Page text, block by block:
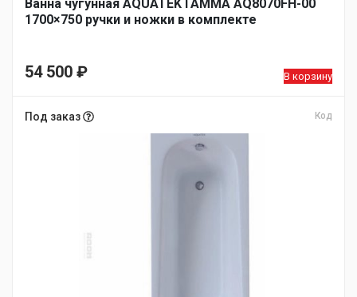
Ванна чугунная AQUATEK ГАММА AQ8070FH-00
1700×750 ручки и ножки в комплекте
54 500 ₽ В корзину
Под заказ Код